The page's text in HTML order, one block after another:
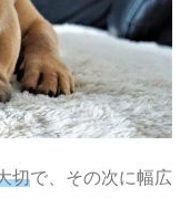
切で、その次に幅広